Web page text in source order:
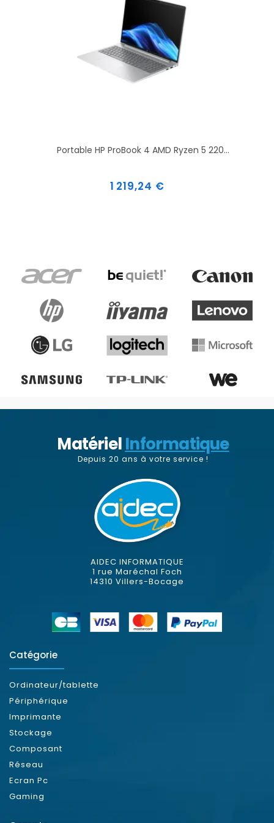
Portable HP ProBook 4 AMD Ryzen 5 220...
Prix
1 219,24 €
MatérielInformatique
Depuis 20 ans à votre service !
AIDEC INFORMATIQUE
1 rue Maréchal Foch
14310 Villers-Bocage
Catégorie
Ordinateur/tablette
Périphérique
Imprimante
Stockage
Composant
Réseau
Ecran Pc
Gaming